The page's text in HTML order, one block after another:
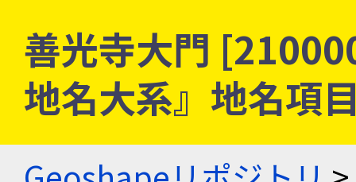
善光寺大門
地名大系』地名項